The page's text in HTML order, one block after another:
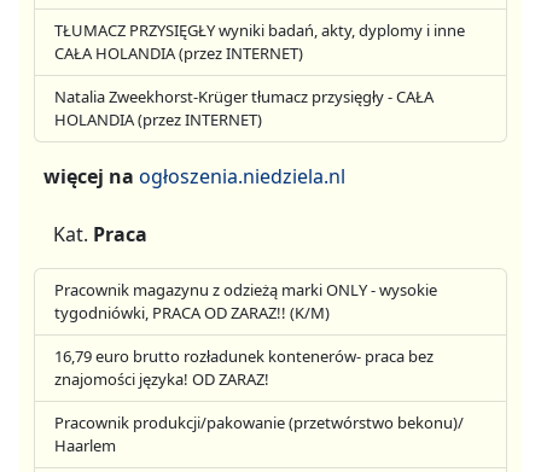
TŁUMACZ PRZYSIĘGŁY wyniki badań, akty, dyplomy i inne
CAŁA HOLANDIA (przez INTERNET)
Natalia Zweekhorst-Krüger tłumacz przysięgły - CAŁA
HOLANDIA (przez INTERNET)
więcej na ogłoszenia.niedziela.nl
Kat. Praca
Pracownik magazynu z odzieżą marki ONLY - wysokie
tygodniówki, PRACA OD ZARAZ!! (K/M)
16,79 euro brutto rozładunek kontenerów- praca bez
znajomości języka! OD ZARAZ!
Pracownik produkcji/pakowanie (przetwórstwo bekonu)/
Haarlem